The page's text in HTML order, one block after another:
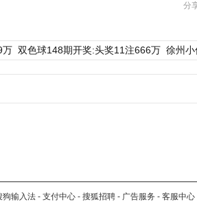
分
万 双色球148期开奖:头奖11注666万 徐州
狗输入法 - 支付中心 - 搜狐招聘 - 广告服务 - 客服中心